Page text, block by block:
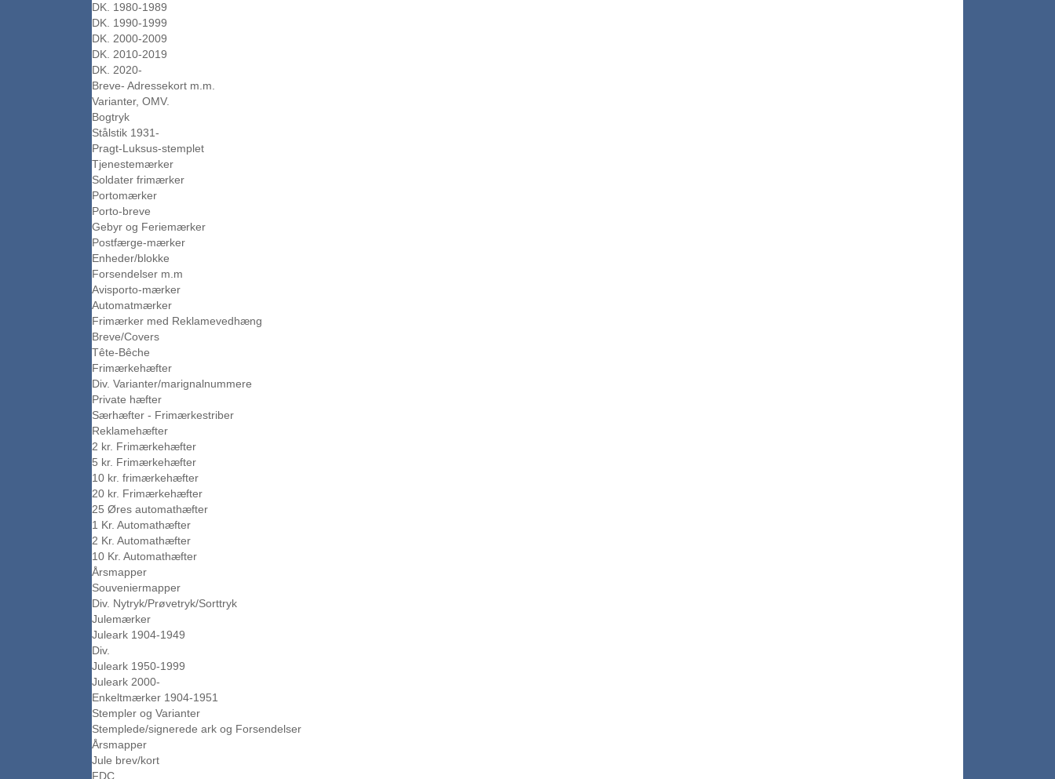
DK. 1980-1989
DK. 1990-1999
DK. 2000-2009
DK. 2010-2019
DK. 2020-
Breve- Adressekort m.m.
Varianter, OMV.
Bogtryk
Stålstik 1931-
Pragt-Luksus-stemplet
Tjenestemærker
Soldater frimærker
Portomærker
Porto-breve
Gebyr og Feriemærker
Postfærge-mærker
Enheder/blokke
Forsendelser m.m
Avisporto-mærker
Automatmærker
Frimærker med Reklamevedhæng
Breve/Covers
Tête-Bêche
Frimærkehæfter
Div. Varianter/marignalnummere
Private hæfter
Særhæfter - Frimærkestriber
Reklamehæfter
2 kr. Frimærkehæfter
5 kr. Frimærkehæfter
10 kr. frimærkehæfter
20 kr. Frimærkehæfter
25 Øres automathæfter
1 Kr. Automathæfter
2 Kr. Automathæfter
10 Kr. Automathæfter
Årsmapper
Souveniermapper
Div. Nytryk/Prøvetryk/Sorttryk
Julemærker
Juleark 1904-1949
Div.
Juleark 1950-1999
Juleark 2000-
Enkeltmærker 1904-1951
Stempler og Varianter
Stemplede/signerede ark og Forsendelser
Årsmapper
Jule brev/kort
FDC